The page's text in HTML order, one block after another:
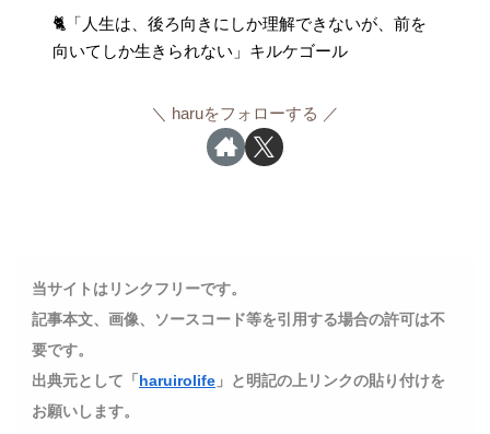
🐈「人生は、後ろ向きにしか理解できないが、前を
向いてしか生きられない」キルケゴール
haruをフォローする
当サイトはリンクフリーです。
記事本文、画像、ソースコード等を引用する場合の許可は不
要です。
出典元として「 haruirolife 」と明記の上リンクの貼り付けを
お願いします。